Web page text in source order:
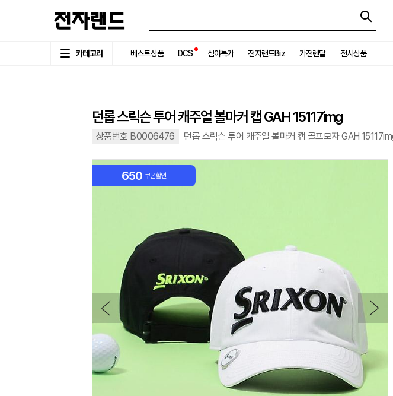
카테고리 베스트상품 DCS 심야특가 전자랜드Biz 가전렌탈 전시상품
던롭 스릭슨 투어 캐주얼 볼마커 캡 GAH 15117img
상품번호 B0006476 던롭 스릭슨 투어 캐주얼 볼마커 캡 골프모자 GAH
650 쿠폰할인